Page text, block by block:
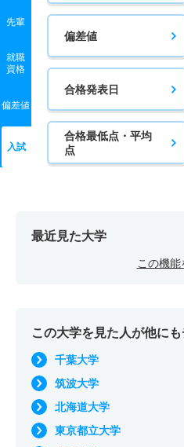
先輩
就職
資格
偏差値
入試
偏差値
合格発表日
合格最低点・平均
点
最近見た大学
この機
この大学を見た人が他に
千葉大学
筑波大学
北海道大学
東京都立大学